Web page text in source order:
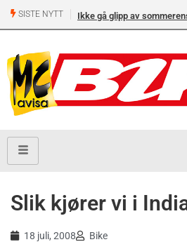
SISTE NYTT Ikke gå glipp av
Slik kjører vi i
18 juli, 2008 Bike